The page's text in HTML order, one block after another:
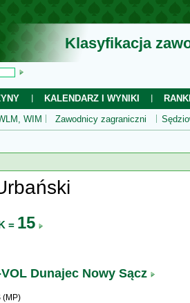
Klasyfikacja
KALENDARZ I WYNIKI
WIM Zawodnicy zagraniczni
= 15
Dunajec Nowy Sącz
(MP)